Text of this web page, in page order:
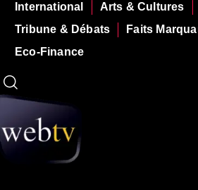
International
Arts & Cultures
Tribune & Débats
Faits
Eco-Finance